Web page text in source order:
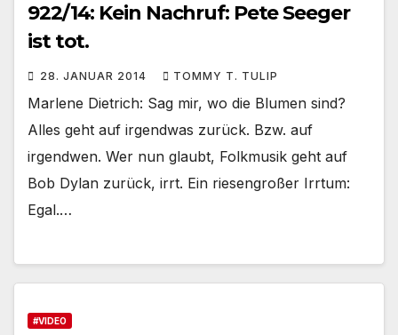
922/14: Kein Nachruf: Pete Seeger
ist tot.
28. JANUAR 2014 TOMMY T. TULIP
Marlene Dietrich: Sag mir, wo die Blumen sind?
Alles geht auf irgendwas zurück. Bzw. auf
irgendwen. Wer nun glaubt, Folkmusik geht auf
Bob Dylan zurück, irrt. Ein riesengroßer Irrtum:
Egal.…
#VIDEO